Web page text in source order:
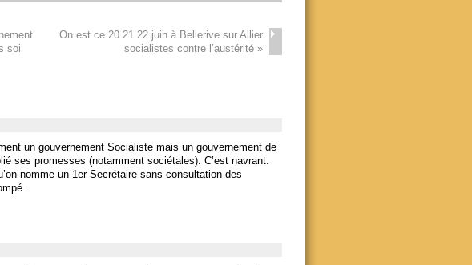
soi
On est ce 20 21 22 juin à Bellerive sur Allier
socialistes contre l’austérité»
un gouvernement Socialiste mais un gouvernement de
ses promesses (notamment sociétales). C’est navrant.
nomme un 1er Secrétaire sans consultation des